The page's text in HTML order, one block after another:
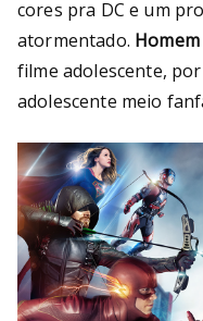
cores pra DC e um
atormentado.
filme adolescente,
adolescente meio